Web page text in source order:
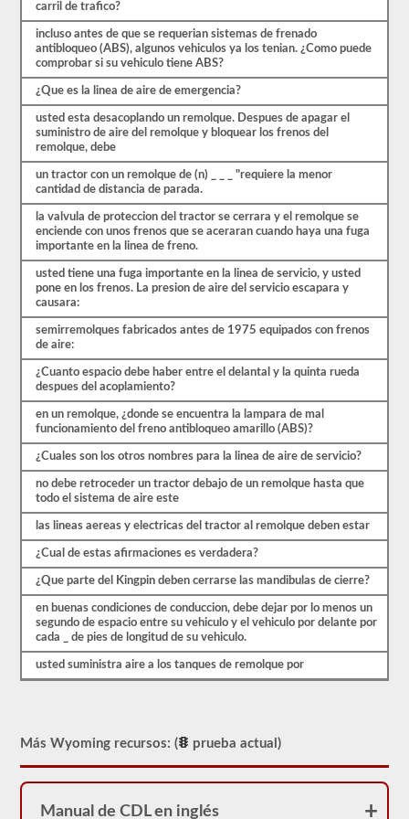
más
largas
requieren
habilidades
adicionales.
Deberá
obtener
puntaje
al
menos
80%
(16
20)
combinado.
Tenemos
100
preguntas
probable
encuentre
en
examen
de
aprobación
combinado.
Estas
preguntas
siguen
pautas
del
manual
ayudarán
el
respaldo
carril de trafico?
incluso antes de que se requerian sistemas de frenado
antibloqueo (ABS), algunos vehiculos ya los tenian. ¿Como puede
comprobar si su vehiculo tiene ABS?
¿Que es la linea de aire de emergencia?
usted esta desacoplando un remolque. Despues de apagar el
suministro de aire del remolque y bloquear los frenos del
remolque, debe
un tractor con un remolque de (n) _ _ _ "requiere la menor
cantidad de distancia de parada.
la valvula de proteccion del tractor se cerrara y el remolque se
enciende con unos frenos que se aceraran cuando haya una fuga
importante en la linea de freno.
usted tiene una fuga importante en la linea de servicio, y usted
pone en los frenos. La presion de aire del servicio escapara y
causara:
semirremolques fabricados antes de 1975 equipados con frenos
de aire:
¿Cuanto espacio debe haber entre el delantal y la quinta rueda
despues del acoplamiento?
en un remolque, ¿donde se encuentra la lampara de mal
funcionamiento del freno antibloqueo amarillo (ABS)?
¿Cuales son los otros nombres para la linea de aire de servicio?
no debe retroceder un tractor debajo de un remolque hasta que
todo el sistema de aire este
las lineas aereas y electricas del tractor al remolque deben estar
¿Cual de estas afirmaciones es verdadera?
¿Que parte del Kingpin deben cerrarse las mandibulas de cierre?
en buenas condiciones de conduccion, debe dejar por lo menos un
segundo de espacio entre su vehiculo y el vehiculo por delante por
cada _ de pies de longitud de su vehiculo.
usted suministra aire a los tanques de remolque por
Más Wyoming recursos: ( prueba actual)
Manual de CDL en inglés